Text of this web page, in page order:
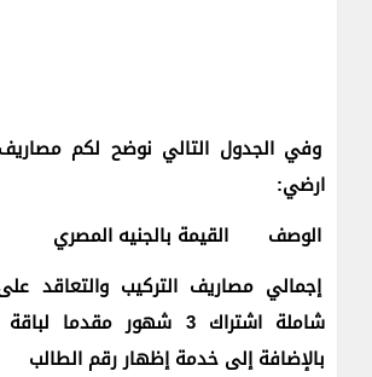
وفي الجدول التالي نوضح لكم
ارضي:
الوصف
القيمة بالجنيه المصري
إجمالي مصاريف التركيب والتعاقد
بالإضافة إلى خدمة إظهار رقم الطالب